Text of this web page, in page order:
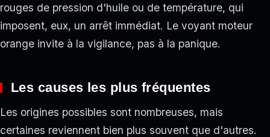
rouges de pression d'huile ou de température, qui
imposent, eux, un arrêt immédiat. Le voyant moteur
orange invite à la vigilance, pas à la panique.
Les causes les plus fréquentes
Les origines possibles sont nombreuses, mais
certaines reviennent bien plus souvent que d'autres.